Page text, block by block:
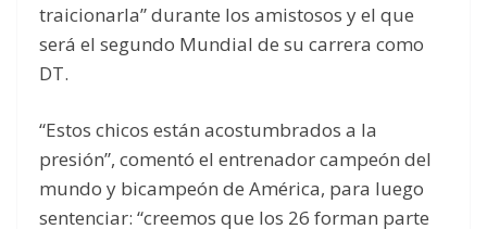
traicionarla” durante los amistosos y el que
será el segundo Mundial de su carrera como
DT.
“Estos chicos están acostumbrados a la
presión”, comentó el entrenador campeón del
mundo y bicampeón de América, para luego
sentenciar: “creemos que los 26 forman parte